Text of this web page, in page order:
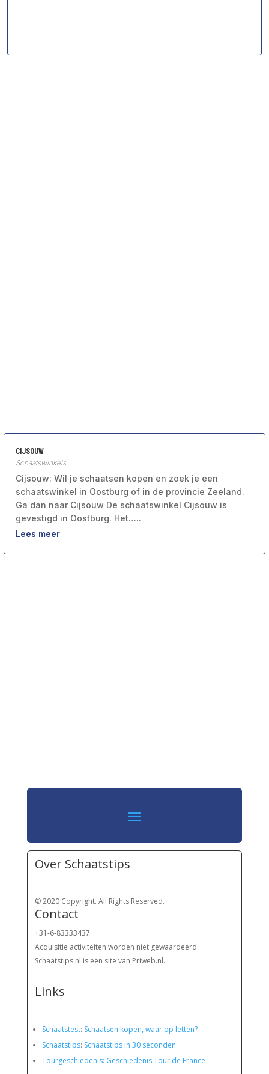
Cijsouw
Schaatswinkels
Cijsouw: Wil je schaatsen kopen en zoek je een
schaatswinkel in Oostburg of in de provincie Zeeland.
Ga dan naar Cijsouw De schaatswinkel Cijsouw is
gevestigd in Oostburg. Het…..
Lees meer
Over Schaatstips
© 2020 Copyright. All Rights Reserved.
Contact
+31-6-83333437
Acquisitie activiteiten worden niet gewaardeerd.
Schaatstips.nl is een site van Priweb.nl.
Links
Schaatstest: Schaatsen kopen, waar op letten?
Schaatstips: Schaatstips in 30 seconden
Tourgeschiedenis: Geschiedenis Tour de France